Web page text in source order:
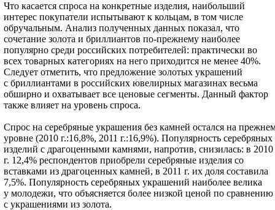
Что касается спроса на конкретные изделия, наибольший
интерес покупатели испытывают к кольцам, в том числе
обручальным. Анализ полученных данных показал, что
сочетание золота и бриллиантов по-прежнему наиболее
популярно среди российских потребителей: практически во
всех товарных категориях на него приходится не менее 40%.
Следует отметить, что предложение золотых украшений
с бриллиантами в российских ювелирных магазинах весьма
обширно и охватывает все ценовые сегменты. Данный фактор
также влияет на уровень спроса.
Спрос на серебряные украшения без камней остался на
уровне (2010 г.:16,8%, 2011 г.:16,9%). Популярность серебряных
изделий с драгоценными камнями, напротив, снизилась: в 2010
г. 12,4% респондентов приобрели серебряные изделия со
вставками из драгоценных камней, в 2011 г. их доля составила
7,5%. Популярность серебряных украшений наиболее велика
у молодежи, что объясняется более низкой ценой по сравнению
с украшениями из золота.